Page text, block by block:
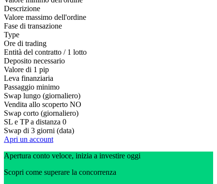
Descrizione
Valore massimo dell'ordine
Fase di transazione
Type
Ore di trading
Entità del contratto / 1 lotto
Deposito necessario
Valore di 1 pip
Leva finanziaria
Passaggio minimo
Swap lungo (giornaliero)
Vendita allo scoperto NO
Swap corto (giornaliero)
SL e TP a distanza 0
Swap di 3 giorni (data)
Apri un account
Apertura conto veloce, inizia a investire oggi
Scopri come superare la concorrenza